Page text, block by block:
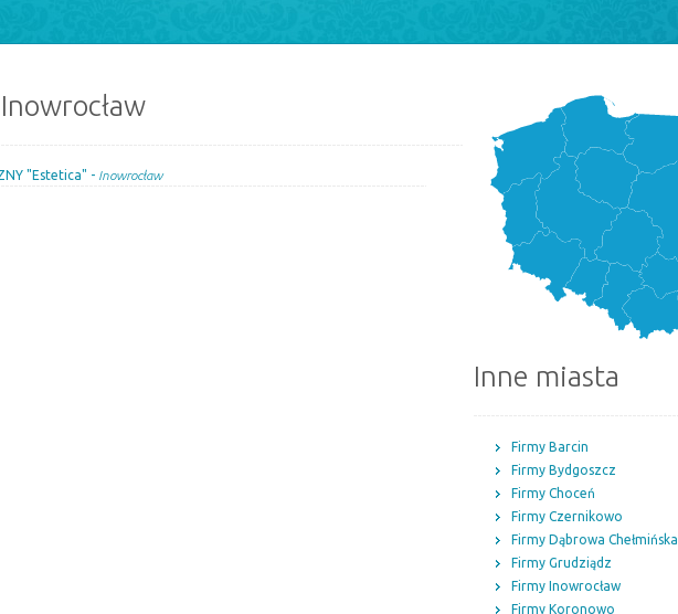
"Estetica" - Inowrocław
Inne miasta
Firmy Barcin
Firmy Bydgoszcz
Firmy Choceń
Firmy Czernikowo
Firmy Dąbrowa Chełmińska
Firmy Grudziądz
Firmy Inowrocław
Firmy Koronowo